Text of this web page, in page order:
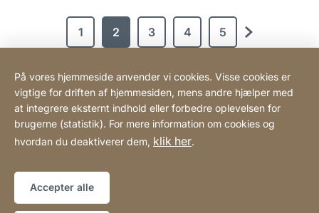
1 2 3 4
5
næste
Scandinavian Coffee System ApS
information]
Lovmæssig information
Tilgængelighedserklæring
På vores hjemmeside anvender vi cookies. Visse cookies er
vigtige for driften af hjemmesiden, mens andre hjælper med
at integrere eksternt indhold eller forbedre oplevelsen for
brugerne (statistik). For mere information om cookies og
hvordan du deaktiverer dem, klik her.
Accepter alle